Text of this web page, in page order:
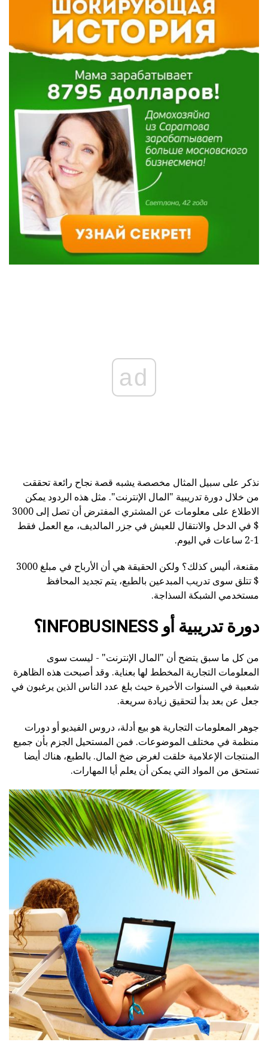
ad
نذكر على سبيل المثال مخصصة يشبه قصة نجاح رائعة تحققت
من خلال دورة تدريبية "المال الإنترنت". مثل هذه الردود يمكن
الاطلاع على معلومات عن المشتري المفترض أن تصل إلى 3000
$ في الدخل والانتقال للعيش في جزر المالديف، مع العمل فقط
1-2 ساعات في اليوم.
مقنعة، أليس كذلك؟ ولكن الحقيقة هي أن الأرباح في مبلغ 3000
$ تتلق سوى تدريب المبدعين بالطبع، يتم تجديد المحافظ
مستخدمي الشبكة السذاجة.
دورة تدريبية أو INFOBUSINESS؟
من كل ما سبق يتضح أن "المال الإنترنت" - ليست سوى
المعلومات التجارية المخطط لها بعناية. وقد أصبحت هذه الظاهرة
شعبية في السنوات الأخيرة حيث بلغ عدد الناس الذين يرغبون في
جعل عن بعد بدأ لتحقيق زيادة سريعة.
جوهر المعلومات التجارية هو بيع أدلة، دروس الفيديو أو دورات
منظمة في مختلف الموضوعات. فمن المستحيل الجزم بأن جميع
المنتجات الإعلامية خلقت لغرض ضخ المال. بالطبع، هناك أيضا
تستحق من المواد التي يمكن أن يعلم أيا المهارات.